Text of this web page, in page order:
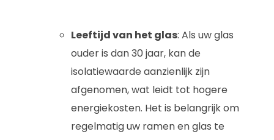
Leeftijd van het glas: Als uw glas
ouder is dan 30 jaar, kan de
isolatiewaarde aanzienlijk zijn
afgenomen, wat leidt tot hogere
energiekosten. Het is belangrijk om
regelmatig uw ramen en glas te